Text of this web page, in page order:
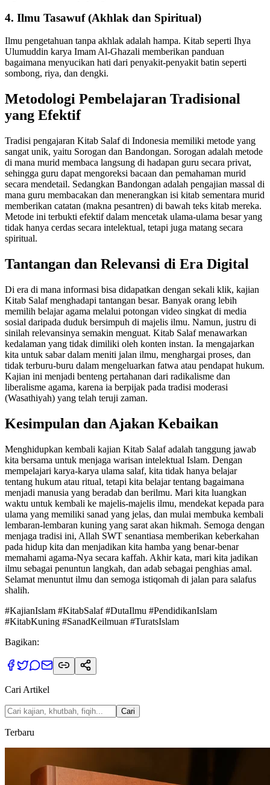
4. Ilmu Tasawuf (Akhlak dan Spiritual)
Ilmu pengetahuan tanpa akhlak adalah hampa. Kitab seperti Ihya
Ulumuddin karya Imam Al-Ghazali memberikan panduan
bagaimana menyucikan hati dari penyakit-penyakit batin seperti
sombong, riya, dan dengki.
Metodologi Pembelajaran Tradisional
yang Efektif
Tradisi pengajaran Kitab Salaf di Indonesia memiliki metode yang
sangat unik, yaitu Sorogan dan Bandongan. Sorogan adalah metode
di mana murid membaca langsung di hadapan guru secara privat,
sehingga guru dapat mengoreksi bacaan dan pemahaman murid
secara mendetail. Sedangkan Bandongan adalah pengajian massal di
mana guru membacakan dan menerangkan isi kitab sementara murid
memberikan catatan (makna pesantren) di bawah teks kitab mereka.
Metode ini terbukti efektif dalam mencetak ulama-ulama besar yang
tidak hanya cerdas secara intelektual, tetapi juga matang secara
spiritual.
Tantangan dan Relevansi di Era Digital
Di era di mana informasi bisa didapatkan dengan sekali klik, kajian
Kitab Salaf menghadapi tantangan besar. Banyak orang lebih
memilih belajar agama melalui potongan video singkat di media
sosial daripada duduk bersimpuh di majelis ilmu. Namun, justru di
sinilah relevansinya semakin menguat. Kitab Salaf menawarkan
kedalaman yang tidak dimiliki oleh konten instan. Ia mengajarkan
kita untuk sabar dalam meniti jalan ilmu, menghargai proses, dan
tidak terburu-buru dalam mengeluarkan fatwa atau pendapat hukum.
Kajian ini menjadi benteng pertahanan dari radikalisme dan
liberalisme agama, karena ia berpijak pada tradisi moderasi
(Wasathiyah) yang telah teruji zaman.
Kesimpulan dan Ajakan Kebaikan
Menghidupkan kembali kajian Kitab Salaf adalah tanggung jawab
kita bersama untuk menjaga warisan intelektual Islam. Dengan
mempelajari karya-karya ulama salaf, kita tidak hanya belajar
tentang hukum atau ritual, tetapi kita belajar tentang bagaimana
menjadi manusia yang beradab dan berilmu. Mari kita luangkan
waktu untuk kembali ke majelis-majelis ilmu, mendekat kepada para
ulama yang memiliki sanad yang jelas, dan mulai membuka kembali
lembaran-lembaran kuning yang sarat akan hikmah. Semoga dengan
menjaga tradisi ini, Allah SWT senantiasa memberikan keberkahan
pada hidup kita dan menjadikan kita hamba yang benar-benar
memahami agama-Nya secara kaffah. Akhir kata, mari kita jadikan
ilmu sebagai penuntun langkah, dan adab sebagai penghias amal.
Selamat menuntut ilmu dan semoga istiqomah di jalan para salafus
shalih.
#KajianIslam #KitabSalaf #DutaIlmu #PendidikanIslam
#KitabKuning #SanadKeilmuan #TuratsIslam
Bagikan:
Cari Artikel
Cari
Terbaru